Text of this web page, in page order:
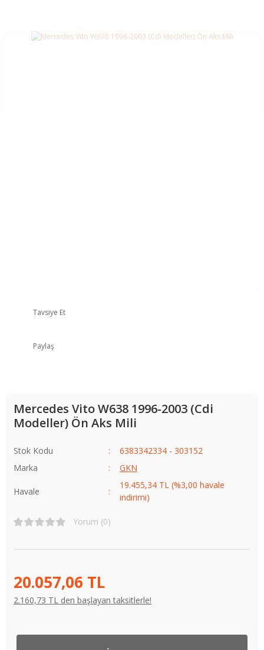
Tavsiye Et
Paylaş
Mercedes Vito W638 1996-2003 (Cdi
Modeller) Ön Aks Mili
Stok Kodu
6383342334 - 303152
Marka
GKN
Havale
19.455,34 TL (%3,00 havale
indirimi)
Yorum (0)
20.057,06 TL
2.160,73 TL den başlayan taksitlerle!